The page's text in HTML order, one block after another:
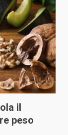
il
peso